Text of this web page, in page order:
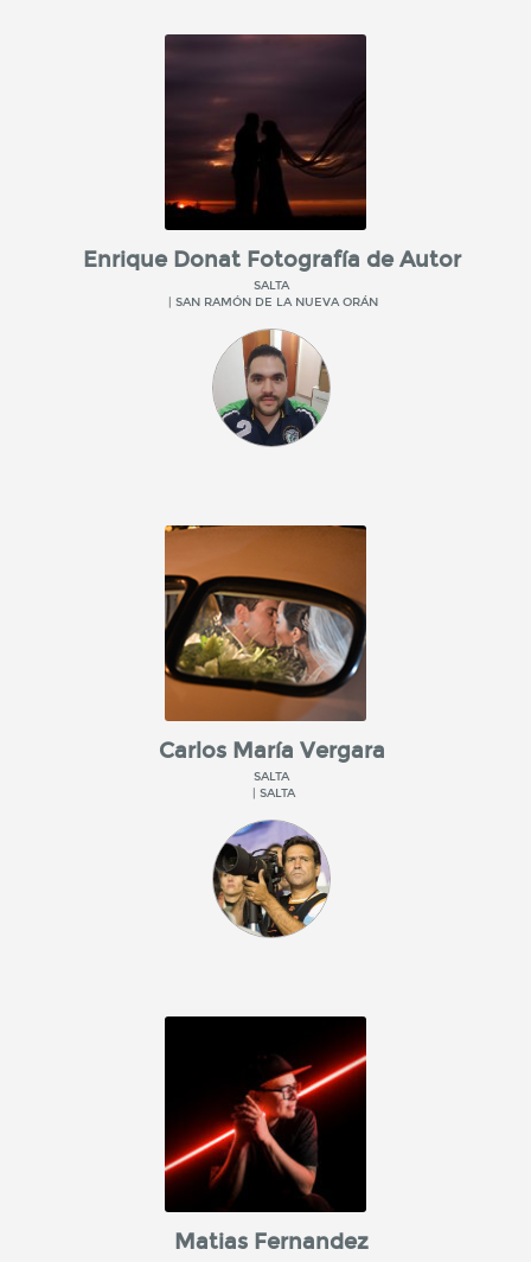
Enrique Donat Fotografía de Autor
SALTA
| SAN RAMÓN DE LA NUEVA ORÁN
Carlos María Vergara
SALTA
| SALTA
Matias Fernandez